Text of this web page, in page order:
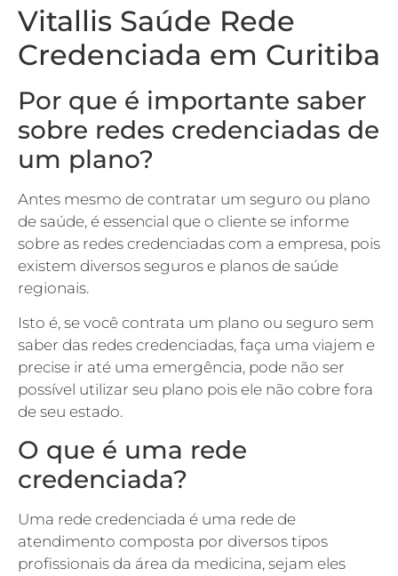
Vitallis Saúde Rede
Credenciada em Curitiba
Por que é importante saber
sobre redes credenciadas de
um plano?
Antes mesmo de contratar um seguro ou plano
de saúde, é essencial que o cliente se informe
sobre as redes credenciadas com a empresa, pois
existem diversos seguros e planos de saúde
regionais.
Isto é, se você contrata um plano ou seguro sem
saber das redes credenciadas, faça uma viajem e
precise ir até uma emergência, pode não ser
possível utilizar seu plano pois ele não cobre fora
de seu estado.
O que é uma rede
credenciada?
Uma rede credenciada é uma rede de
atendimento composta por diversos tipos
profissionais da área da medicina, sejam eles